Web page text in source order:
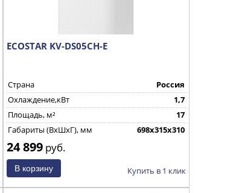
ECOSTAR KV-DS05CH-E
Страна
Россия
Охлаждение,кВт
1,7
Площадь, м²
17
Габариты (ВхШхГ), мм
698х315х310
24 899 руб.
Купить в 1 клик